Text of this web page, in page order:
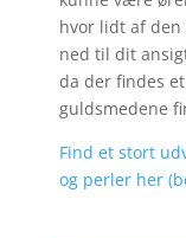
hvor lidt af
ned til dit
da der findes
guldsmedene
Find et stort
og perler her